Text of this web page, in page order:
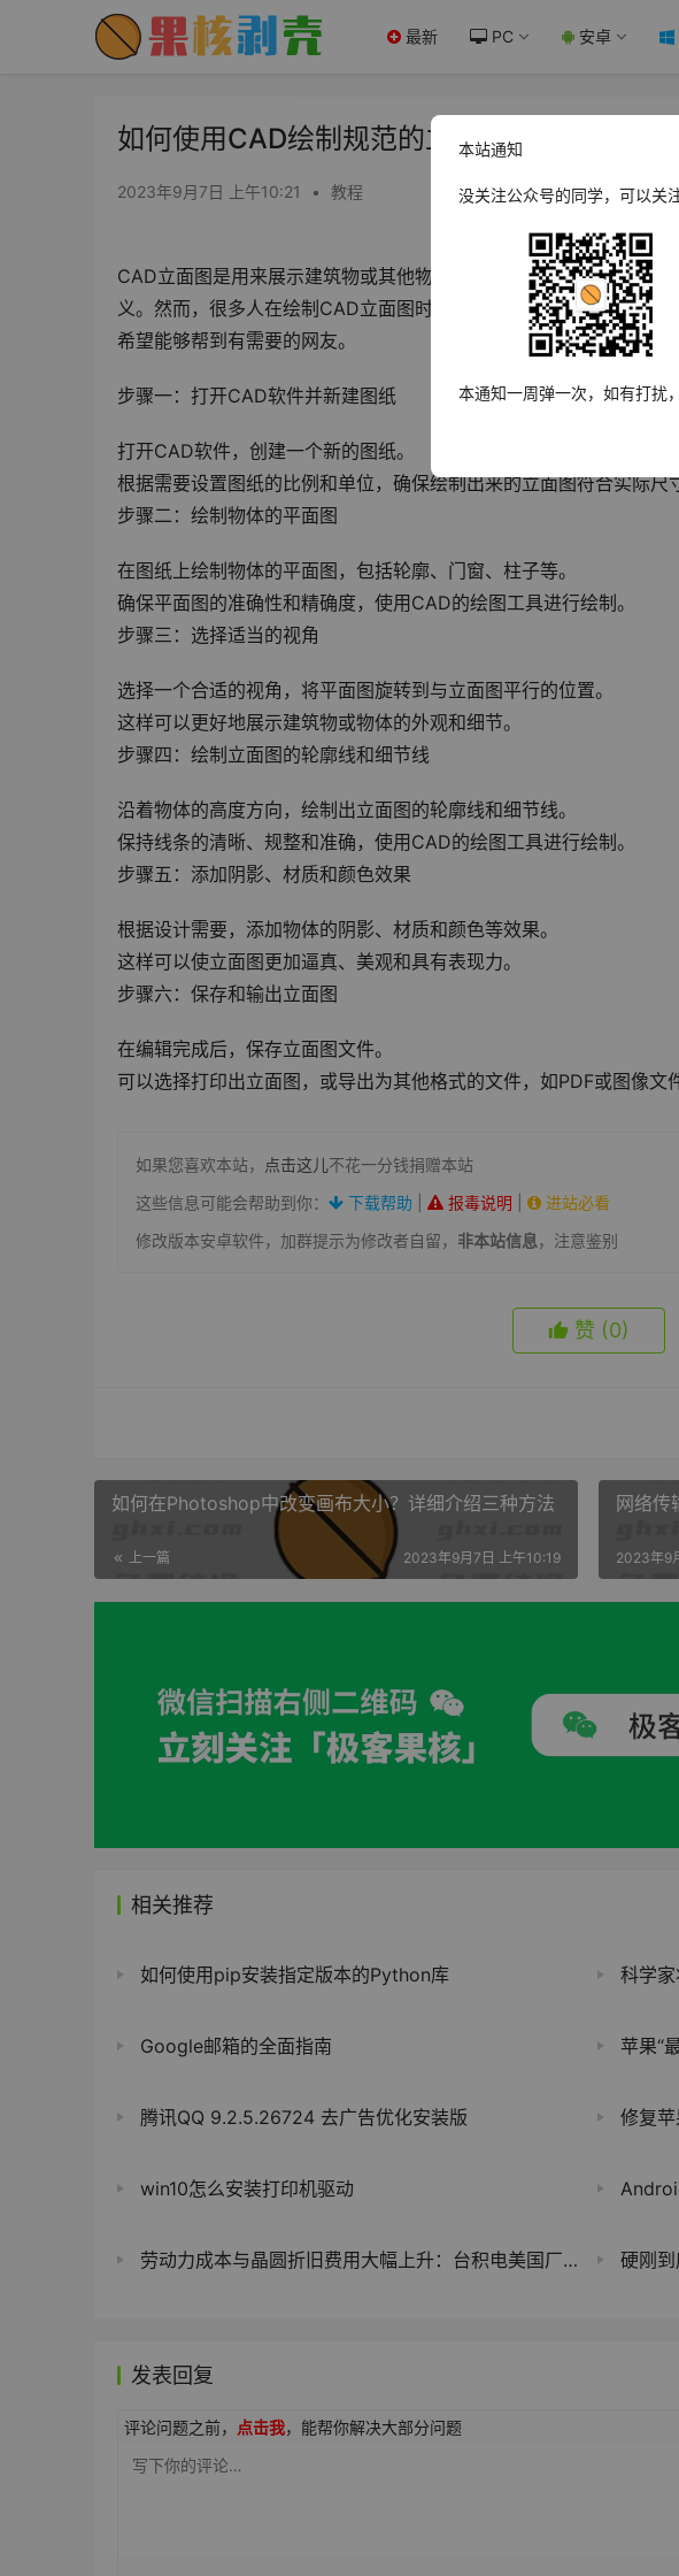
最新 PC 安卓
如何使用CAD绘制规范的立面图？详细步骤分
2023年9月7日 上午10:21 • 教程
CAD立面图是用来展示建筑物或其他物体外观和细节的图形，对于设
义。然而，很多人在绘制CAD立面图时并不清楚具体的步骤和规范。
希望能够帮到有需要的网友。
步骤一：打开CAD软件并新建图纸
打开CAD软件，创建一个新的图纸。
根据需要设置图纸的比例和单位，确保绘制出来的立面图符合实际尺
步骤二：绘制物体的平面图
在图纸上绘制物体的平面图，包括轮廓、门窗、柱子等。
确保平面图的准确性和精确度，使用CAD的绘图工具进行绘制。
步骤三：选择适当的视角
选择一个合适的视角，将平面图旋转到与立面图平行的位置。
这样可以更好地展示建筑物或物体的外观和细节。
步骤四：绘制立面图的轮廓线和细节线
沿着物体的高度方向，绘制出立面图的轮廓线和细节线。
保持线条的清晰、规整和准确，使用CAD的绘图工具进行绘制。
步骤五：添加阴影、材质和颜色效果
根据设计需要，添加物体的阴影、材质和颜色等效果。
这样可以使立面图更加逼真、美观和具有表现力。
步骤六：保存和输出立面图
在编辑完成后，保存立面图文件。
可以选择打印出立面图，或导出为其他格式的文件，如PDF或图像文件
如果您喜欢本站， 点击这儿不花一分钱捐赠本站
这些信息可能会帮助到你：
下载帮助 报毒说明
进站必看
修改版本安卓软件，加群提示为修改者自留， 非本站信息，注意鉴别
赞 (0)
如何在Photoshop中改变画布大小？详细介绍三种方法
上一篇 2023年9月7日 上午10:19
网络传
2023年9
相关推荐
如何使用pip安装指定版本的Python库 科学家
Google邮箱的全面指南 苹果“最
腾讯QQ 9.2.5.26724 去广告优化安装版 修复苹
win10怎么安装打印机驱动
劳动力成本与晶圆折旧费用大幅上升：台积电美国厂 5nm 毛利率缩水 56 个百分点 硬刚到
发表回复
评论问题之前， 点击我，能帮你解决大部分问题
本站通知
没关注公众号的同学，可以关
本通知一周弹一次，如有打扰